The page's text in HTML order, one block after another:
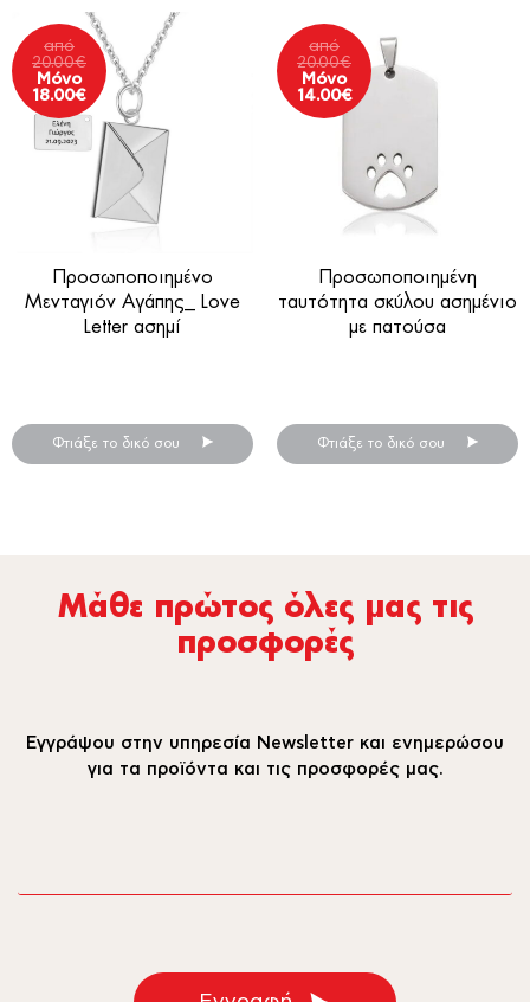
Προσωποποιημένο
Μενταγιόν Αγάπης_ Love
Letter ασημί
από
20.00€
Μόνο
18.00€
Φτιάξε το δικό σου
Προσωποποιημένη
ταυτότητα σκύλου ασημένιο
με πατούσα
από
20.00€
Μόνο
14.00€
Φτιάξε το δικό σου
Μάθε πρώτος όλες µας τις
προσφορές
Εγγράψου στην υπηρεσία Newsletter και ενημερώσου
για τα προϊόντα και τις προσφορές μας.